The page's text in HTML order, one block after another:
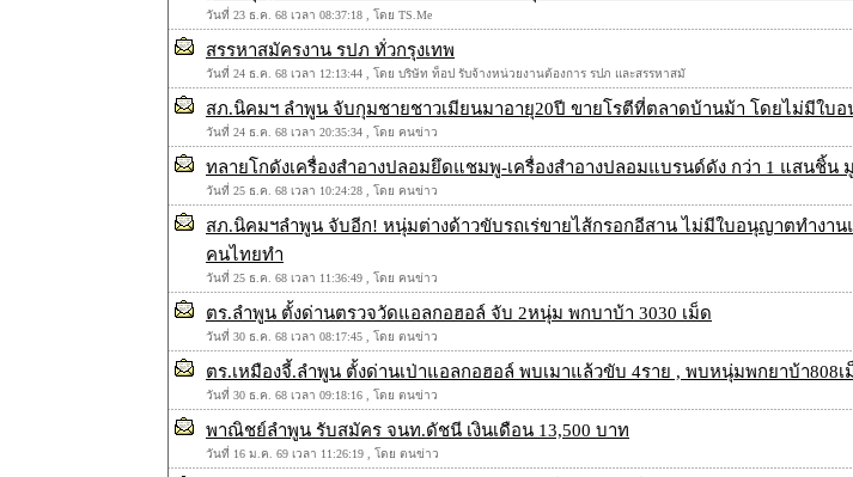
วันที่ 23 ธ.ค. 68 เวลา 08:37:18 , โดย TS.Me
สรรหาสมัครงาน รปภ ทั่วกรุงเทพ
วันที่ 24 ธ.ค. 68 เวลา 12:13:44 , โดย บริษัท ท็อป รับจ้างหน่วยงานต้องการ รปภ และสรรหาสมั
สภ.นิคมฯ ลำพูน จับกุมชายชาวเมียนมาอายุ20ปี ขายโรตีที่ตลาดบ้านม้า โดยไม่มีใบ
วันที่ 24 ธ.ค. 68 เวลา 20:35:34 , โดย คนข่าว
ทลายโกดังเครื่องสำอางปลอมยึดแชมพู-เครื่องสำอางปลอมแบรนด์ดัง กว่า 1 แสนชิ้น
วันที่ 25 ธ.ค. 68 เวลา 10:24:28 , โดย คนข่าว
สภ.นิคมฯลำพูน จับอีก! หนุ่มต่างด้าวขับรถเร่ขายไส้กรอกอีสาน ไม่มีใบอนุญาตทำงาน
คนไทยทำ
วันที่ 25 ธ.ค. 68 เวลา 11:36:49 , โดย คนข่าว
ตร.ลำพูน ตั้งด่านตรวจวัดแอลกอฮอล์ จับ 2หนุ่ม พกบาบ้า 3030 เม็ด
วันที่ 30 ธ.ค. 68 เวลา 08:17:45 , โดย ตนข่าว
ตร.เหมืองจี้.ลำพูน ตั้งด่านเป่าแอลกอฮอล์ พบเมาแล้วขับ 4ราย , พบหนุ่มพกยาบ้า808เ
วันที่ 30 ธ.ค. 68 เวลา 09:18:16 , โดย ตนข่าว
พาณิชย์ลำพูน รับสมัคร จนท.ดัชนี เงินเดือน 13,500 บาท
วันที่ 16 ม.ค. 69 เวลา 11:26:19 , โดย ตนข่าว